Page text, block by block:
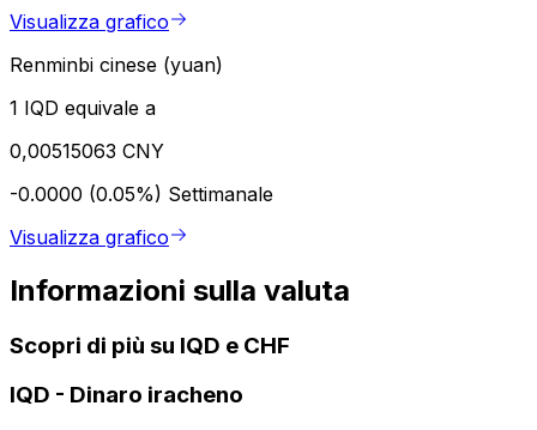
Visualizza grafico
Renminbi cinese (yuan)
1 IQD equivale a
0,00515063 CNY
-0.0000 (0.05%) Settimanale
Visualizza grafico
Informazioni sulla valuta
Scopri di più su IQD e CHF
IQD - Dinaro iracheno